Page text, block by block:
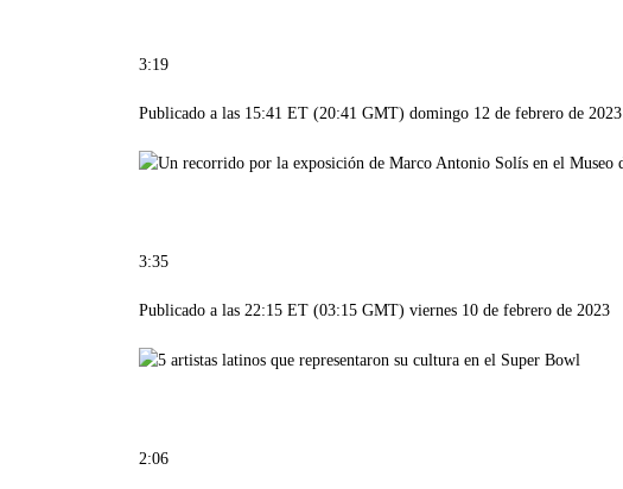
3:19
Publicado a las 15:41 ET (20:41 GMT) domingo 12 de febrero de 2023
3:35
Publicado a las 22:15 ET (03:15 GMT) viernes 10 de febrero de 2023
2:06